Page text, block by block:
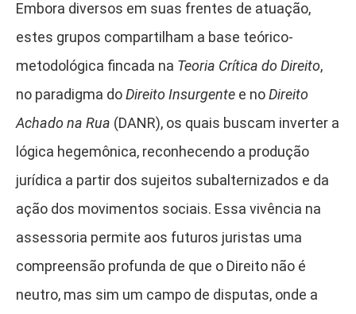
Embora diversos em suas frentes de atuação,
estes grupos compartilham a base teórico-
metodológica fincada na Teoria Crítica do Direito,
no paradigma doDireito Insurgente e noDireito
Achado na Rua (DANR), os quais buscam inverter a
lógica hegemônica, reconhecendo a produção
jurídica a partir dos sujeitos subalternizados e da
ação dos movimentos sociais. Essa vivência na
assessoria permite aos futuros juristas uma
compreensão profunda de que o Direito não é
neutro, mas sim um campo de disputas, onde a